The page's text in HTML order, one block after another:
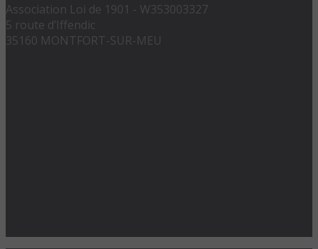
Association Loi de 1901 - W353003327
5 route d’Iffendic
35160 MONTFORT-SUR-MEU